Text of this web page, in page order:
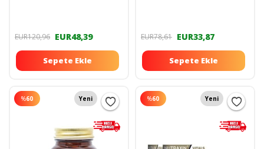
EUR120,96 EUR48,39
Sepete Ekle
EUR78,61 EUR33,87
Sepete Ekle
%60 Yeni %60 Yeni